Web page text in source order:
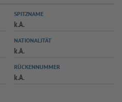
SPIELPLUS
SPITZNAME
k.A.
NATIONALITÄT
k.A.
RÜCKENNUMMER
k.A.